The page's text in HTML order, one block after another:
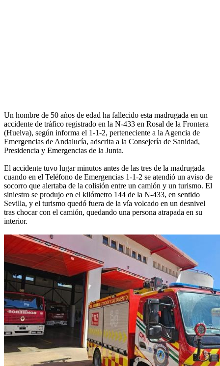
Un hombre de 50 años de edad ha fallecido esta madrugada en un
accidente de tráfico registrado en la N-433 en Rosal de la Frontera
(Huelva), según informa el 1-1-2, perteneciente a la Agencia de
Emergencias de Andalucía, adscrita a la Consejería de Sanidad,
Presidencia y Emergencias de la Junta.
El accidente tuvo lugar minutos antes de las tres de la madrugada
cuando en el Teléfono de Emergencias 1-1-2 se atendió un aviso de
socorro que alertaba de la colisión entre un camión y un turismo. El
siniestro se produjo en el kilómetro 144 de la N-433, en sentido
Sevilla, y el turismo quedó fuera de la vía volcado en un desnivel
tras chocar con el camión, quedando una persona atrapada en su
interior.